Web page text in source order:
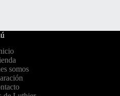
somos